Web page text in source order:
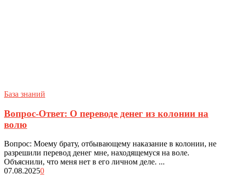
База знаний
Вопрос-Ответ: О переводе денег из колонии на
волю
Вопрос: Моему брату, отбывающему наказание в колонии, не
разрешили перевод денег мне, находящемуся на воле.
Объяснили, что меня нет в его личном деле. ...
07.08.20250